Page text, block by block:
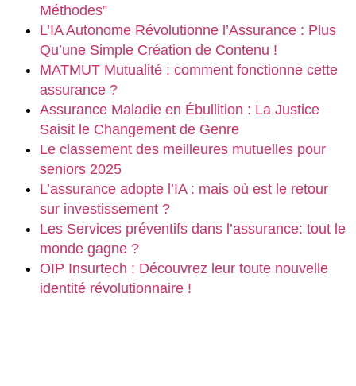
Méthodes”
L’IA Autonome Révolutionne l’Assurance : Plus
Qu’une Simple Création de Contenu !
MATMUT Mutualité : comment fonctionne cette
assurance ?
Assurance Maladie en Ébullition : La Justice
Saisit le Changement de Genre
Le classement des meilleures mutuelles pour
seniors 2025
L’assurance adopte l’IA : mais où est le retour
sur investissement ?
Les Services préventifs dans l’assurance: tout le
monde gagne ?
OIP Insurtech : Découvrez leur toute nouvelle
identité révolutionnaire !